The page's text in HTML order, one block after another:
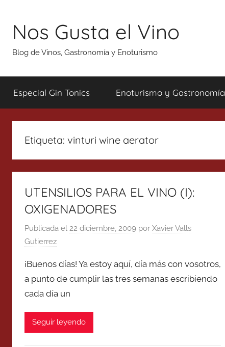
contenido
Nos Gusta el Vino
Blog de Vinos, Gastronomía y Enoturismo
Especial Gin Tonics Enoturismo y Gastronomía
Etiqueta: vinturi wine aerator
UTENSILIOS PARA EL VINO (I):
OXIGENADORES
Publicada el 22 diciembre, 2009 por Xavier Valls
Gutierrez
¡Buenos días! Ya estoy aquí, día más con vosotros,
a punto de cumplir las tres semanas escribiendo
cada día un
Seguir leyendo